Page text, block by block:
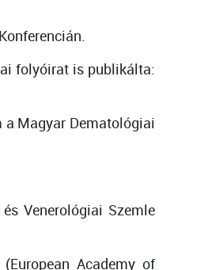
folyóirat is publikálta:
Magyar Dematológiai
Venerológiai Szemle
Academy of